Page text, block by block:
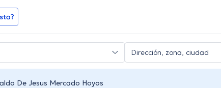
De Jesus Mercado Hoyos